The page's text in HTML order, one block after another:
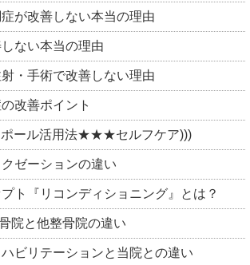
が改善しない本当の理由
ない本当の理由
・手術で改善しない理由
改善ポイント
ポール活用法★★★セルフケア)))
ゼーションの違い
ト『リコンディショニング』とは？
院と他整骨院の違い
ビリテーションと当院との違い